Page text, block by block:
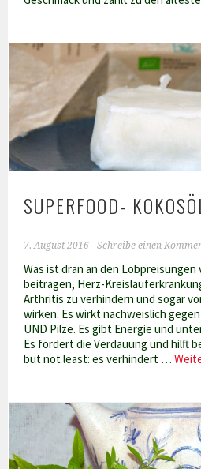
SUPERFOOD-
7. August 2016 Schreibe einen
Was ist dran an den Lobpreisungen
beitragen, Herz-
Arthritis zu verhindern und sogar
wirken. Es wirkt nachweislich
UND Pilze. Es gibt Energie und
Es fördert die Verdauung und hilft
but not least: es verhindert …